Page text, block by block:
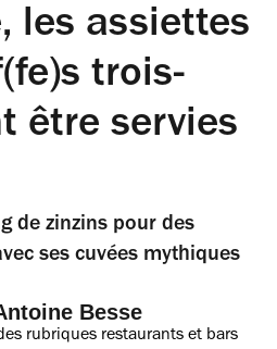
les assiettes
trois-
être servies
de zinzins pour des
ses cuvées mythiques
Besse
rubriques restaurants et bars